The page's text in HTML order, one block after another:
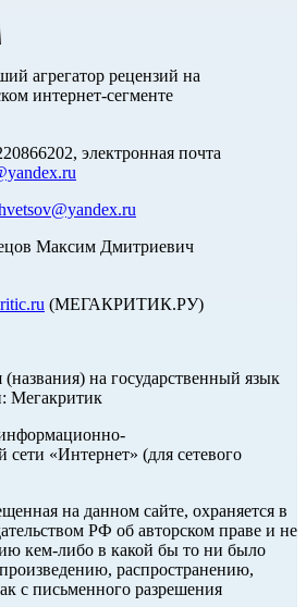
агрегатор рецензий на
интернет-сегменте
электронная почта
Максим Дмитриевич
(МЕГАКРИТИК.РУ)
на государственный язык
Мегакритик
«Интернет» (для сетевого
на данном сайте, охраняется в
РФ об авторском праве и не
кем-либо в какой бы то ни было
распространению,
с письменного разрешения